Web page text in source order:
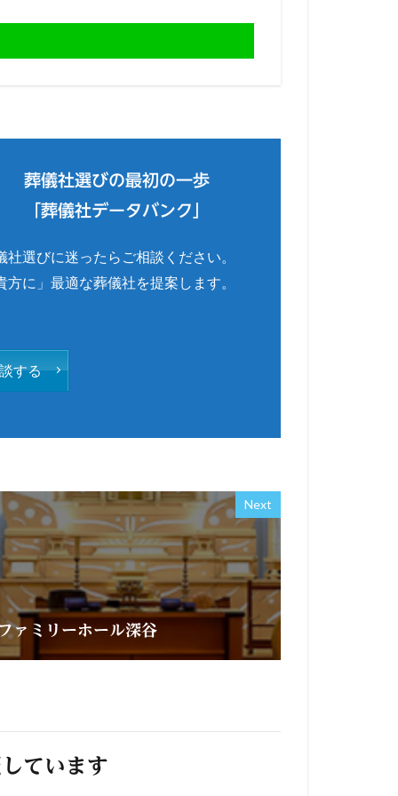
葬儀社選びの最初の一歩
「葬儀社データバンク」
社選びに迷ったらご相談ください。
方に」最適な葬儀社を提案します。
する
Next
ァミリーホール深谷
ています